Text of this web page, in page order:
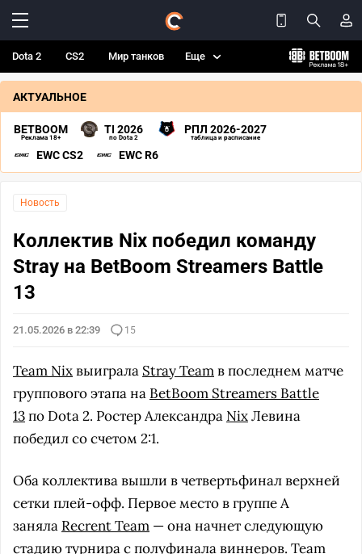
Dota 2 CS2 Мир танков Еще
АКТУАЛЬНОЕ
BETBOOM
Реклама 18+
TI 2026
по Dota 2
РПЛ 2026-2027
таблица и расписание
EWC CS2 EWC R6
Новость
Коллектив Nix победил команду
Stray на BetBoom Streamers Battle
13
21.05.2026 в 22:39 15
Team Nixвыиграла Stray Teamв последнем матче
группового этапа на BetBoom Streamers Battle
13по Dota 2. Ростер Александра NixЛевина
победил со счетом 2:1.
Оба коллектива вышли в четвертьфинал верхней
сетки плей-офф. Первое место в группе А
заняла Recrent Team — она начнет следующую
стадию турнира с полуфинала виннеров. Team